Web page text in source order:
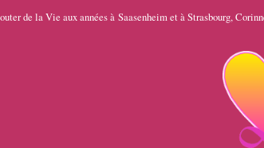
de la Vie aux années à Saasenheim et à Strasbourg,